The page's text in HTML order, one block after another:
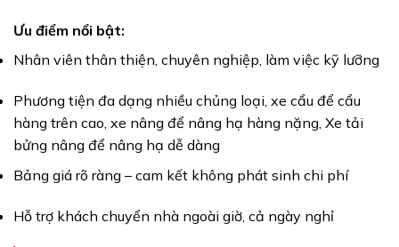
Ưu điểm nổi bật:
Nhân viên thân thiện, chuyên nghiệp, làm việc kỹ lưỡng
Phương tiện đa dạng nhiều chủng loại, xe cẩu để cẩu
hàng trên cao, xe nâng để nâng hạ hàng nặng, Xe tải
bửng nâng để nâng hạ dễ dàng
Bảng giá rõ ràng – cam kết không phát sinh chi phí
Hỗ trợ khách chuyển nhà ngoài giờ, cả ngày nghỉ